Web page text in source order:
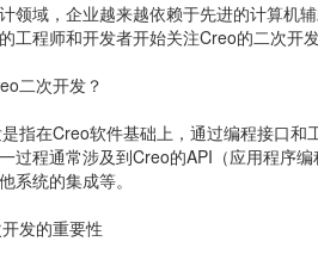
领域，企业越来越依赖于先进的计算机
工程师和开发者开始关注Creo的二次开
二次开发？
指在Creo软件基础上，通过编程接口
过程通常涉及到Creo的API（应用程序
系统的集成等。
发的重要性